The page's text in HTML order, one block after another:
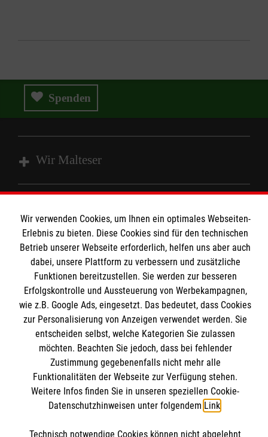
Spenden
Wir Malteser
Angebote und Leistungen
Unsere Kurse
Mitarbeiten
Wir Malteser
Informationen
Kontakt
Pressestelle
Impressum
Datenschutz
Malteser online
Malteserorden
Malteser Jugend
Malteser International
Sharepoint
Spendenkonto
Empfänger: Malteser Hilfsdienst e.V.
Wir verwenden Cookies, um Ihnen ein optimales Webseiten-
Erlebnis zu bieten. Diese Cookies sind für den technischen
Betrieb unserer Webseite erforderlich, helfen uns aber auch
dabei, unsere Plattform zu verbessern und zusätzliche
Funktionen bereitzustellen. Sie werden zur besseren
Erfolgskontrolle und Aussteuerung von Werbekampagnen,
wie z.B. Google Ads, eingesetzt. Das bedeutet, dass Cookies
zur Personalisierung von Anzeigen verwendet werden. Sie
entscheiden selbst, welche Kategorien Sie zulassen
möchten. Beachten Sie jedoch, dass bei fehlender
Zustimmung gegebenenfalls nicht mehr alle
Funktionalitäten der Webseite zur Verfügung stehen.
Weitere Infos finden Sie in unseren speziellen Cookie-
Datenschutzhinweisen unter folgendem Link.
Technisch notwendige Cookies können nicht abgelehnt